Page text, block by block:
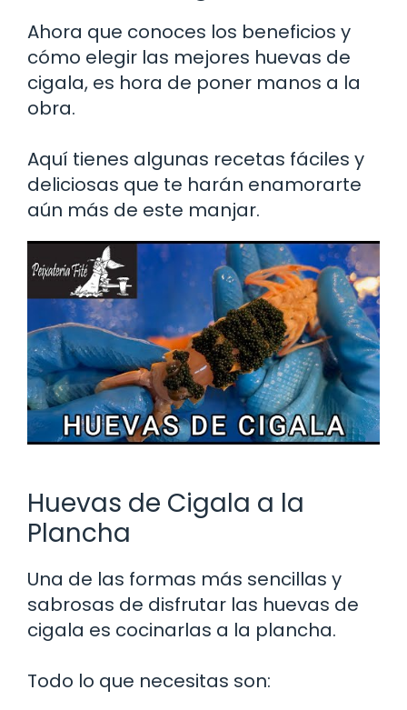
Ahora que conoces los beneficios y
cómo elegir las mejores huevas de
cigala, es hora de poner manos a la
obra.
Aquí tienes algunas recetas fáciles y
deliciosas que te harán enamorarte
aún más de este manjar.
Huevas de Cigala a la
Plancha
Una de las formas más sencillas y
sabrosas de disfrutar las huevas de
cigala es cocinarlas a la plancha.
Todo lo que necesitas son: